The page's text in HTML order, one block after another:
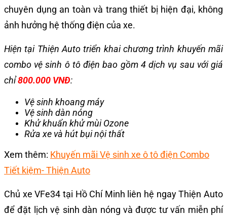
chuyên dụng an toàn và trang thiết bị hiện đại, không
ảnh hưởng hệ thống điện của xe.
Hiện tại Thiện Auto triển khai chương trình khuyến mãi
combo vệ sinh ô tô điện bao gồm 4 dịch vụ sau với giá
chỉ800.000 VNĐ:
Vệ sinh khoang máy
Vệ sinh dàn nóng
Khử khuẩn khử mùi Ozone
Rửa xe và hút bụi nội thất
Xem thêm: Khuyến mãi Vệ sinh xe ô tô điện Combo
Tiết kiệm- Thiện Auto
Chủ xe VFe34 tại Hồ Chí Minh liên hệ ngay Thiện Auto
để đặt lịch vệ sinh dàn nóng và được tư vấn miễn phí